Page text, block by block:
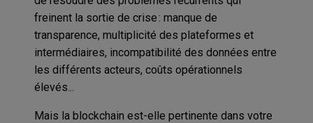
freinent la sortie de crise : manque de
transparence, multiplicité des plateformes et
intermédiaires, incompatibilité des données entre
les différents acteurs, coûts opérationnels
élevés...
Mais la blockchain est-elle pertinente dans votre